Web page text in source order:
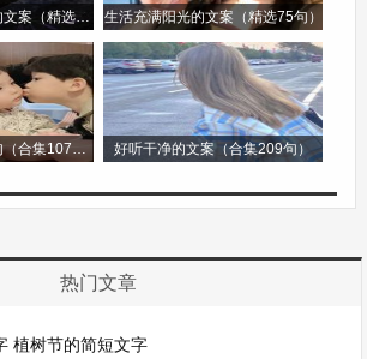
以天下大事作为自己的责任。
多龌龊循默，普刚毅果断，未有其
相职位上的人，大多过分谨慎拘于
一边致郁一边自愈的文案（精选96句） 生活充满阳光的文案（精选75句）
表达美好祝愿的短句（合集107句） 好听干净的文案（合集209句）
热门文章
植树节的简短文字